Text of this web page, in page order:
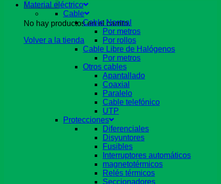
No hay productos en el carrito.
Volver a la tienda
Material eléctrico
Cable
Cable Normal
Por metros
Por rollos
Cable Libre de Halógenos
Por metros
Otros cables
Apantallado
Coaxial
Paralelo
Cable telefónico
UTP
Protecciones
Diferenciales
Disyuntores
Fusibles
Interruptores automáticos
magnetotérmicos
Relés térmicos
Seccionadores